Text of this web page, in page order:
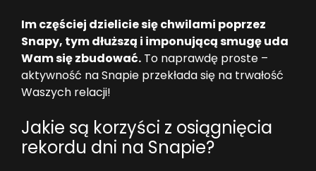
Im częściej dzielicie się chwilami poprzez
Snapy, tym dłuższą i imponującą smugę uda
Wam się zbudować. To naprawdę proste –
aktywność na Snapie przekłada się na trwałość
Waszych relacji!
Jakie są korzyści z osiągnięcia
rekordu dni na Snapie?